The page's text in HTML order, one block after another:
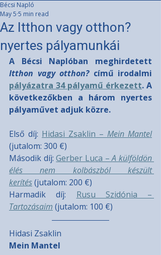
Az Itthon vagy otthon?
nyertes pályamunkái
Bécsi Napló
May 5 5 min read
Itthon vagy otthon?
pályázatra 34 pályamű érkezett. A
következőkben a három nyertes
pályaművet adjuk közre.
Első díj: Hidasi Zsaklin – Mein Mantel
(jutalom: 300 €)
Második díj: Gerber Luca – A külföldön
élés nem kolbászból készült
kerítés (jutalom: 200 €)
Harmadik díj:
Tartozásaim (jutalom: 100 €)
Hidasi Zsaklin
Mein Mantel